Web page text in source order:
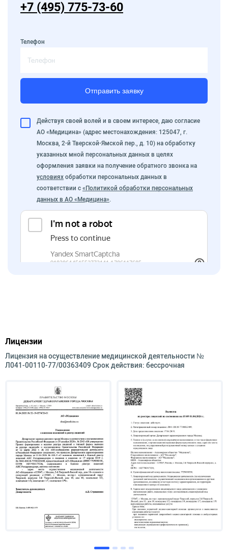
+7 (495) 775-73-60
Телефон
Отправить заявку
Действуя своей волей и в своем интересе, даю согласие
АО «Медицина» (адрес местонахождения: 125047, г.
Москва, 2-й Тверской-Ямской пер., д. 10) на обработку
указанных мной персональных данных в целях
оформления заявки на получение обратного звонка на
условиях обработки персональных данных в
соответствии с «Политикой обработки персональных
данных в АО «Медицина».
Лицензии
Лицензия на осуществление медицинской деятельности №
Л041-00110-77/00363409 Срок действия: бессрочная